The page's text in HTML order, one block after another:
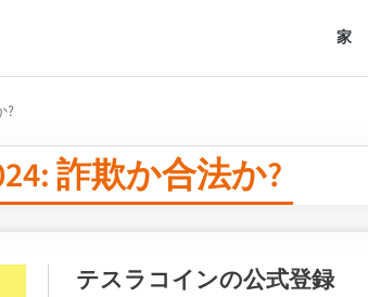
家
?
詐欺か合法か?
テスラコインの公式登録